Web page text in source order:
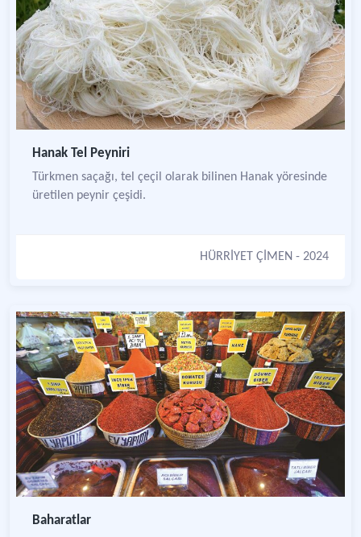
Hanak Tel Peyniri
Türkmen saçağı, tel çeçil olarak bilinen Hanak yöresinde
üretilen peynir çeşidi.
HÜRRİYET ÇİMEN - 2024
Baharatlar